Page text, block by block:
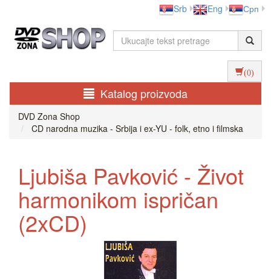
Srb Eng Срп
(0)
Katalog proizvoda
DVD Zona Shop
CD narodna muzika - Srbija i ex-YU - folk, etno i filmska
Ljubiša Pavković - Život
harmonikom ispričan
(2xCD)